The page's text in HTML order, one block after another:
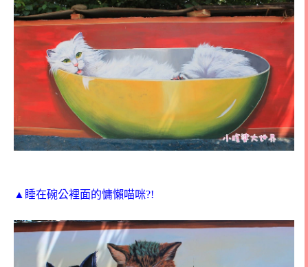
▲睡在碗公裡面的慵懶喵咪?!